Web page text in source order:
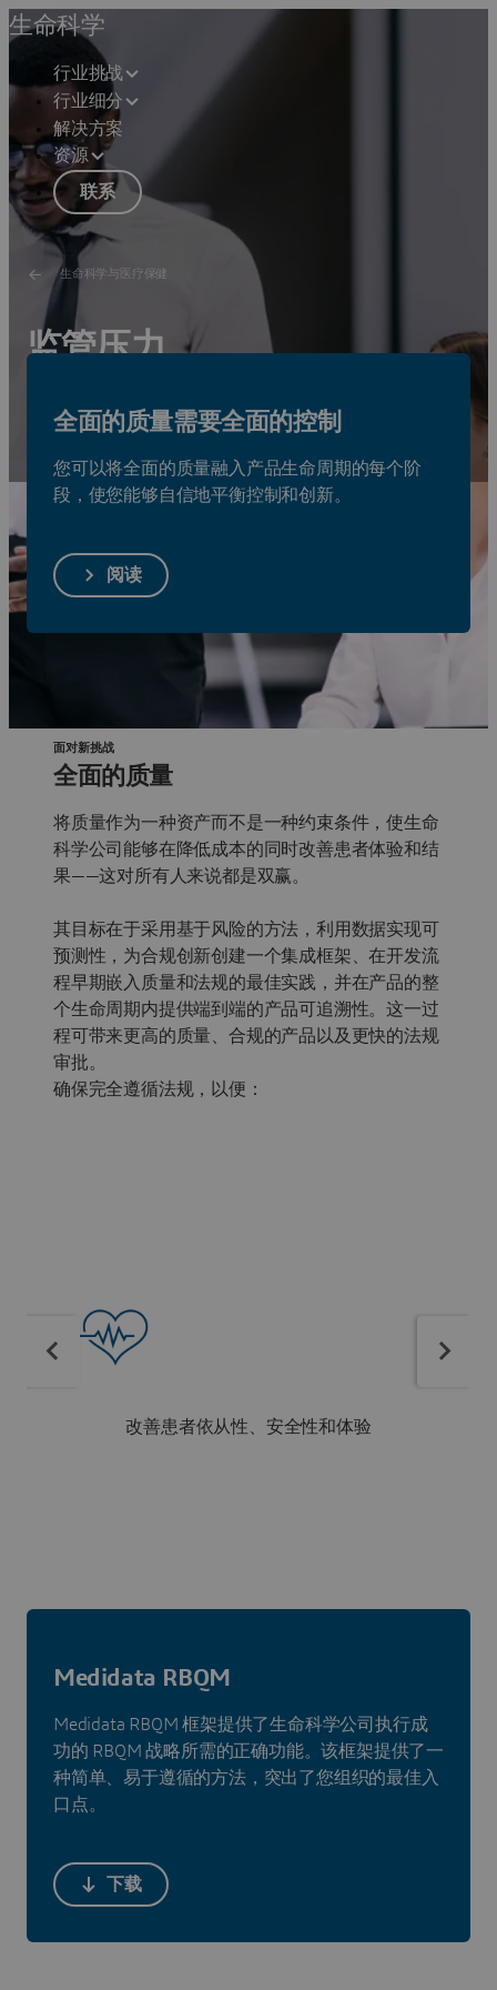
生命科学
行业挑战
行业细分
解决方案
资源
联系
生命科学与医疗保健
监管压力
变化会导致不合规风险增加。
请参见解决方案
全面的质量需要全面的控制
您可以将全面的质量融入产品生命周期的每个阶
段，使您能够自信地平衡控制和创新。
阅读
全面的质量
面对新挑战
将质量作为一种资产而不是一种约束条件，使生命
科学公司能够在降低成本的同时改善患者体验和结
果——这对所有人来说都是双赢。
其目标在于采用基于风险的方法，利用数据实现可
预测性，为合规创新创建一个集成框架、在开发流
程早期嵌入质量和法规的最佳实践，并在产品的整
个生命周期内提供端到端的产品可追溯性。这一过
程可带来更高的质量、合规的产品以及更快的法规
审批。
确保完全遵循法规，以便：
改善患者依从性、安全性和体验
Medidata RBQM
Medidata RBQM 框架提供了生命科学公司执行成
功的 RBQM 战略所需的正确功能。该框架提供了一
种简单、易于遵循的方法，突出了您组织的最佳入
口点。
下载